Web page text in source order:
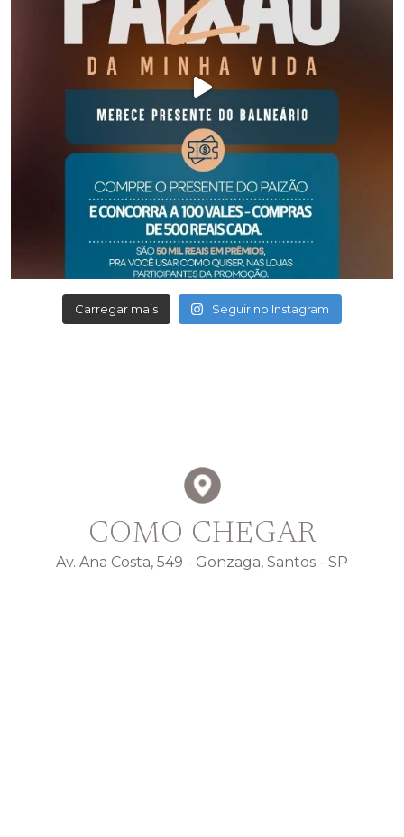
Carregar mais Seguir no Instagram
COMO CHEGAR
Av. Ana Costa, 549 - Gonzaga, Santos - SP